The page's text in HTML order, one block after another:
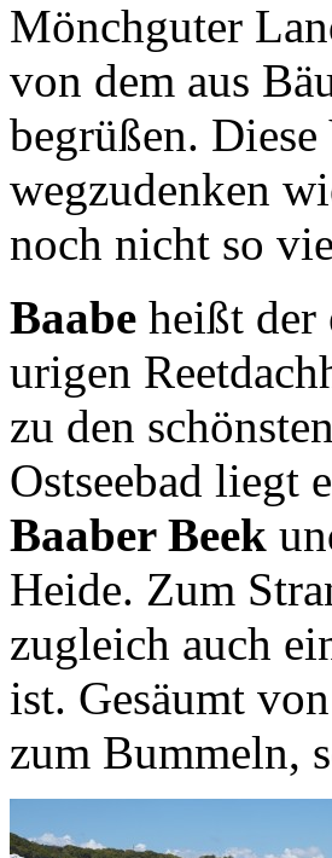
Mönchguter
von dem aus
begrüßen.
wegzudenken
noch nicht so
Baabe heißt
urigen
zu den
Ostseebad liegt
Baaber Beek
Heide. Zum
zugleich auch
ist. Gesäumt
zum Bummeln,